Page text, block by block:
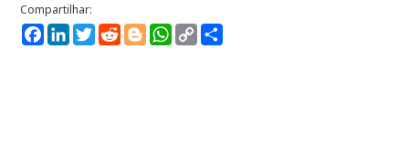
Facebook
LinkedIn
TwitterRedditBloggerWhatsApp
Copy
Link